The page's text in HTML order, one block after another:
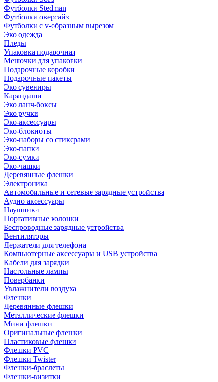
Футболки Stedman
Футболки оверсайз
Футболки с v-образным вырезом
Эко одежда
Пледы
Упаковка подарочная
Мешочки для упаковки
Подарочные коробки
Подарочные пакеты
Эко сувениры
Карандаши
Эко ланч-боксы
Эко ручки
Эко-аксессуары
Эко-блокноты
Эко-наборы со стикерами
Эко-папки
Эко-сумки
Эко-чашки
Деревянные флешки
Электроника
Автомобильные и сетевые зарядные устройства
Аудио аксессуары
Наушники
Портативные колонки
Беспроводные зарядные устройства
Вентиляторы
Держатели для телефона
Компьютерные аксессуары и USB устройства
Кабели для зарядки
Настольные лампы
Повербанки
Увлажнители воздуха
Флешки
Деревянные флешки
Металлические флешки
Мини флешки
Оригинальные флешки
Пластиковые флешки
Флешки PVC
Флешки Twister
Флешки-браслеты
Флешки-визитки